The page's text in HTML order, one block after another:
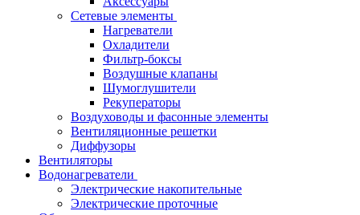
Сетевые элементы
Нагреватели
Охладители
Фильтр-боксы
Воздушные клапаны
Шумоглушители
Рекуператоры
Воздуховоды и фасонные элементы
Вентиляционные решетки
Диффузоры
Вентиляторы
Водонагреватели
Электрические накопительные
Электрические проточные